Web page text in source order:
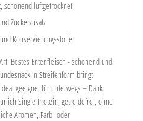
schonend luftgetrocknet
Zuckerzusatz
Konservierungsstoffe
Bestes Entenfleisch - schonend und
in Streifenform bringt
geeignet für unterwegs – Dank
Single Protein, getreidefrei, ohne
Aromen, Farb- oder